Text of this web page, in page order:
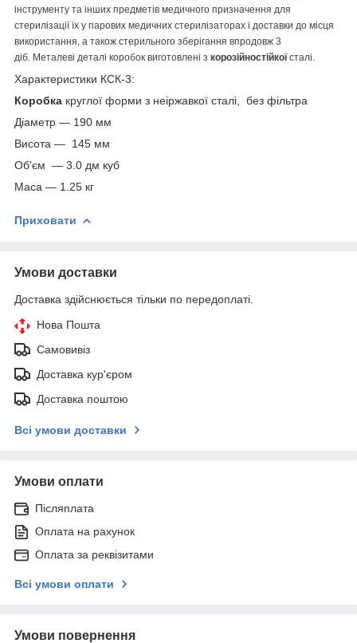
інструменту та інших предметів медичного призначення для
стерилізації їх у парових медичних стерилізаторах і доставки до місця
використання, а також стерильного зберігання впродовж 3
діб. Металеві деталі коробок виготовлені з корозійностійкоїсталі.
Характеристики КСК-3:
Коробка круглої форми з неіржавкої сталі, без фільтра
Діаметр — 190 мм
Висота — 145 мм
Об'єм — 3.0 дм куб
Маса — 1.25 кг
Приховати
Умови доставки
Доставка здійснюється тільки по передоплаті.
Нова Пошта
Самовивіз
Доставка кур'єром
Доставка поштою
Всі умови доставки
Умови оплати
Післяплата
Оплата на рахунок
Оплата за реквізитами
Всі умови оплати
Умови повернення